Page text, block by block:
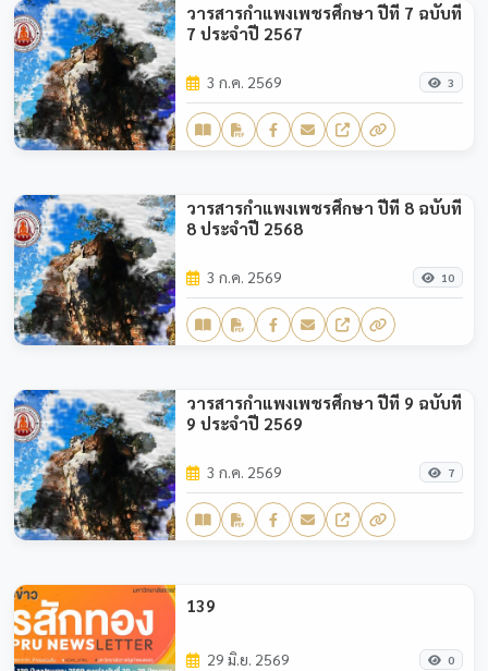
วารสารกำแพงเพชรศึกษา ปีที่ 7 ฉบับที่
7 ประจำปี 2567
3 ก.ค. 2569 3
วารสารกำแพงเพชรศึกษา ปีที่ 8 ฉบับที่
8 ประจำปี 2568
3 ก.ค. 2569 10
วารสารกำแพงเพชรศึกษา ปีที่ 9 ฉบับที่
9 ประจำปี 2569
3 ก.ค. 2569 7
139
29 มิ.ย. 2569 0